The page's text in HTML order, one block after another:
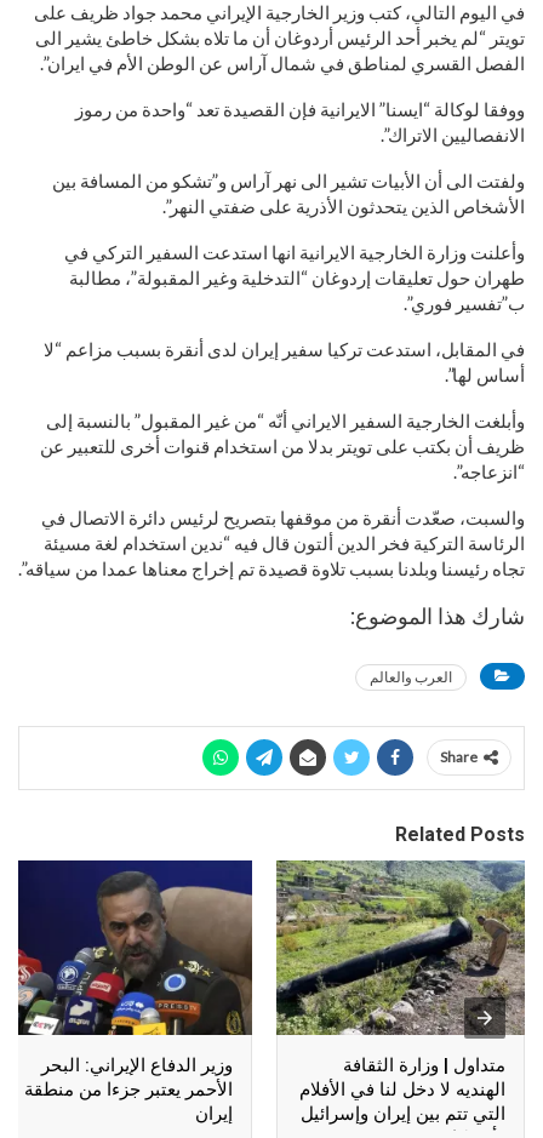
في اليوم التالي، كتب وزير الخارجية الإيراني محمد جواد ظريف على
تويتر “لم يخبر أحد الرئيس أردوغان أن ما تلاه بشكل خاطئ يشير الى
الفصل القسري لمناطق في شمال آراس عن الوطن الأم في ايران”.
ووفقا لوكالة “ايسنا” الايرانية فإن القصيدة تعد “واحدة من رموز
الانفصاليين الاتراك”.
ولفتت الى أن الأبيات تشير الى نهر آراس و”تشكو من المسافة بين
الأشخاص الذين يتحدثون الأذرية على ضفتي النهر”.
وأعلنت وزارة الخارجية الايرانية انها استدعت السفير التركي في
طهران حول تعليقات إردوغان “التدخلية وغير المقبولة”، مطالبة
ب”تفسير فوري”.
في المقابل، استدعت تركيا سفير إيران لدى أنقرة بسبب مزاعم “لا
أساس لها”.
وأبلغت الخارجية السفير الايراني أنّه “من غير المقبول” بالنسبة إلى
ظريف أن بكتب على تويتر بدلا من استخدام قنوات أخرى للتعبير عن
“انزعاجه”.
والسبت، صعّدت أنقرة من موقفها بتصريح لرئيس دائرة الاتصال في
الرئاسة التركية فخر الدين ألتون قال فيه “ندين استخدام لغة مسيئة
تجاه رئيسنا وبلدنا بسبب تلاوة قصيدة تم إخراج معناها عمدا من سياقه”.
شارك هذا الموضوع:
العرب والعالم
Share
Related Posts
متداول | وزارة الثقافة
الهنديه لا دخل لنا في الأفلام
التي تتم بين إيران وإسرائيل
وزير الدفاع الإيراني: البحر
الأحمر يعتبر جزءا من منطقة
إيران